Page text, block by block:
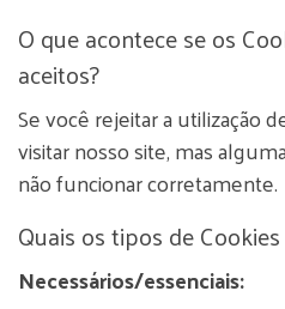
O que acontece se os
aceitos?
Se você rejeitar a utilização
visitar nosso site, mas
não funcionar corretamente.
Quais os tipos de
Necessários/essenciais: